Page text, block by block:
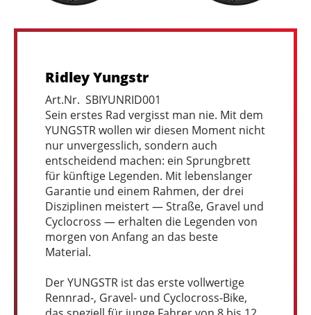
Ridley Yungstr
Art.Nr. SBIYUNRID001
Sein erstes Rad vergisst man nie. Mit dem
YUNGSTR wollen wir diesen Moment nicht
nur unvergesslich, sondern auch
entscheidend machen: ein Sprungbrett
für künftige Legenden. Mit lebenslanger
Garantie und einem Rahmen, der drei
Disziplinen meistert — Straße, Gravel und
Cyclocross — erhalten die Legenden von
morgen von Anfang an das beste
Material.
Der YUNGSTR ist das erste vollwertige
Rennrad-, Gravel- und Cyclocross-Bike,